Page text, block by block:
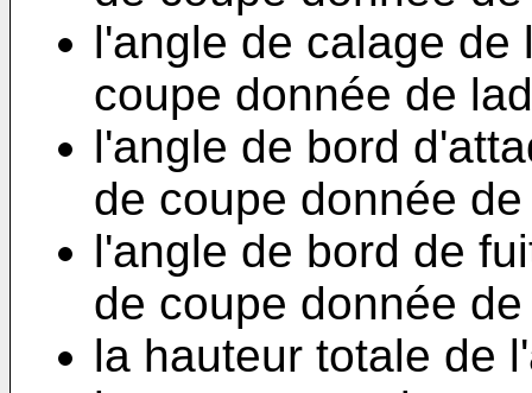
l'angle de calage de
coupe donnée de
l'angle de bord
de coupe donnée
l'angle de bord de
de coupe donnée
la hauteur totale de